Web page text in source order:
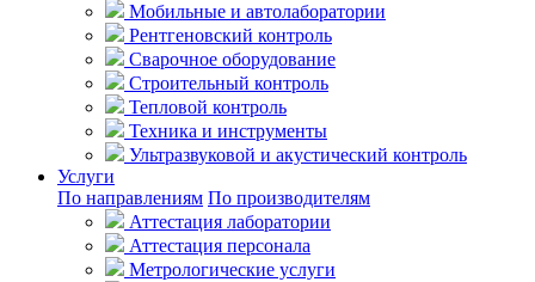
Мобильные и автолаборатории
Рентгеновский контроль
Сварочное оборудование
Строительный контроль
Тепловой контроль
Техника и инструменты
Ультразвуковой и акустический контроль
Услуги
По направлениям По производителям
Аттестация лаборатории
Аттестация персонала
Метрологические услуги